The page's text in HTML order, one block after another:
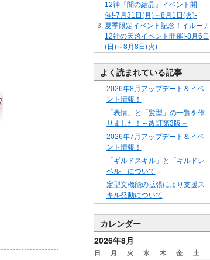
12神『闇の結晶』イベント開
催!-7月31日(月)～8月1日(火)-
夏季限定イベント記念！イルーナ
12神の天啓イベント開催!-8月6日
(日)～8月8日(火)-
よく読まれている記事
2026年8月アップデート＆イベ
ント情報！
「表情」と「髪型」の一覧を作
りました！～改訂第3版～
2026年7月アップデート＆イベ
ント情報！
「ギルドスキル」と「ギルドレ
ベル」について
定型文機能の拡張により支援ス
キル発動について
カレンダー
2026年8月
日 月 火 水 木 金 土